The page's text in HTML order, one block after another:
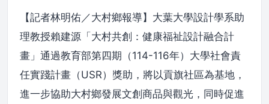
【記者林明佑／大村鄉報導】大葉大學設計學系助
理教授賴建源「大村共創：健康福祉設計融合計
畫」通過教育部第四期（114-116年）大學社會責
任實踐計畫（USR）獎助，將以貢旗社區為基地，
進一步協助大村鄉發展文創商品與觀光，同時促進